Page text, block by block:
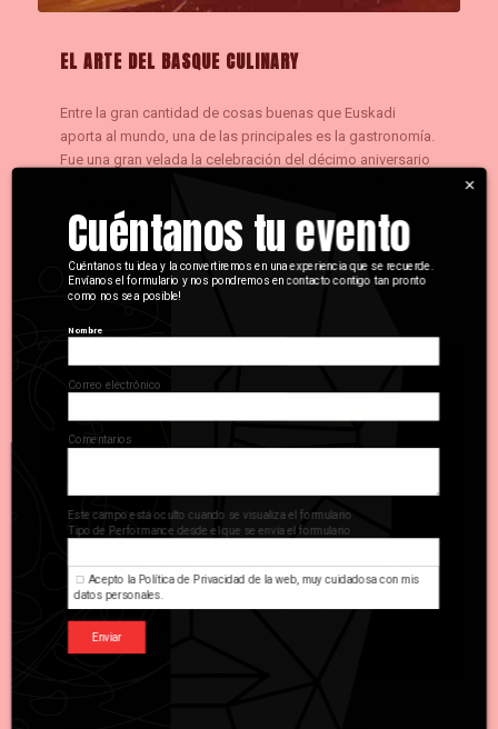
EL ARTE DEL BASQUE CULINARY
Entre la gran cantidad de cosas buenas que Euskadi
aporta al mundo, una de las principales es la gastronomía.
Fue una gran velada la celebración del décimo aniversario
epicentro de la…
×
Cuéntanos tu evento
Cuéntanos tu idea y la convertiremos en una experiencia que se recuerde.
Envíanos el formulario y nos pondremos en contacto contigo tan pronto
como nos sea posible!
Nombre
Correo electrónico
Comentarios
Este campo está oculto cuando se visualiza el formulario
Tipo de Performance desde el que se envía el formulario
Acepto la Política de Privacidad de la web, muy cuidadosa con mis
datos personales.
Enviar